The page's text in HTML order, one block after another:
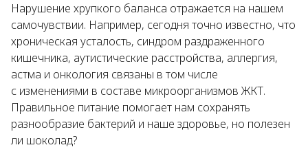
Нарушение хрупкого баланса отражается на нашем
самочувствии. Например, сегодня точно известно, что
хроническая усталость, синдром раздраженного
кишечника, аутистические расстройства, аллергия,
астма и онкология связаны в том числе
с изменениями в составе микроорганизмов ЖКТ.
Правильное питание помогает нам сохранять
разнообразие бактерий и наше здоровье, но полезен
ли шоколад?